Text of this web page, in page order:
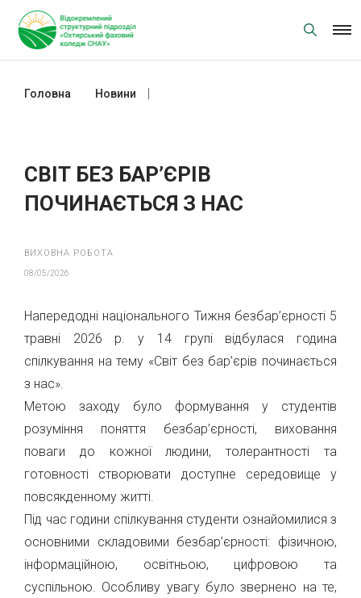
content
Головна Новини
СВІТ БЕЗ БАР’ЄРІВ
ПОЧИНАЄТЬСЯ З НАС
ВИХОВНА РОБОТА
08/05/2026
Напередодні національного Тижня безбар’єрності 5
травні 2026 р. у 14 групі відбулася година
спілкування на тему «Світ без бар’єрів починається
з нас».
Метою заходу було формування у студентів
розуміння поняття безбар’єрності, виховання
поваги до кожної людини, толерантності та
готовності створювати доступне середовище у
повсякденному житті.
Під час години спілкування студенти ознайомилися з
основними складовими безбар’єрності: фізичною,
інформаційною, освітньою, цифровою та
суспільною. Особливу увагу було звернено на те,